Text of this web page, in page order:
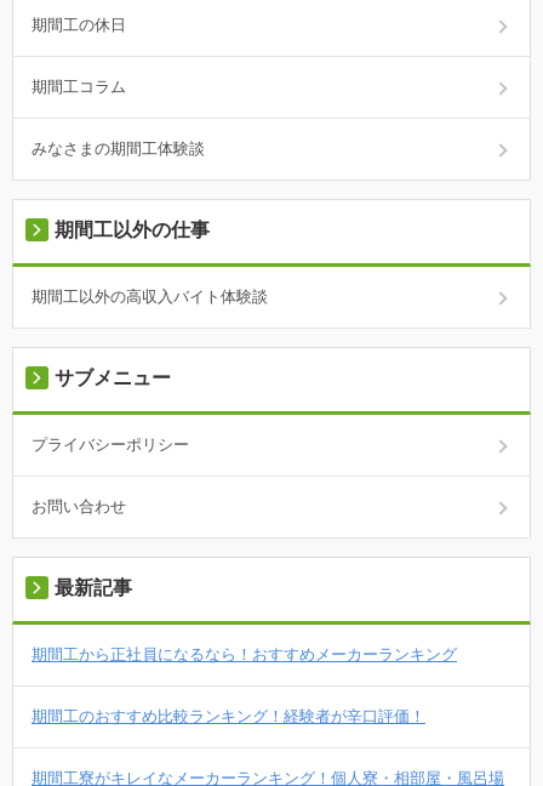
期間工の休日
期間工コラム
みなさまの期間工体験談
期間工以外の仕事
期間工以外の高収入バイト体験談
サブメニュー
プライバシーポリシー
お問い合わせ
最新記事
期間工から正社員になるなら！おすすめメーカーランキング
期間工のおすすめ比較ランキング！経験者が辛口評価！
期間工寮がキレイなメーカーランキング！個人寮・相部屋・風呂場